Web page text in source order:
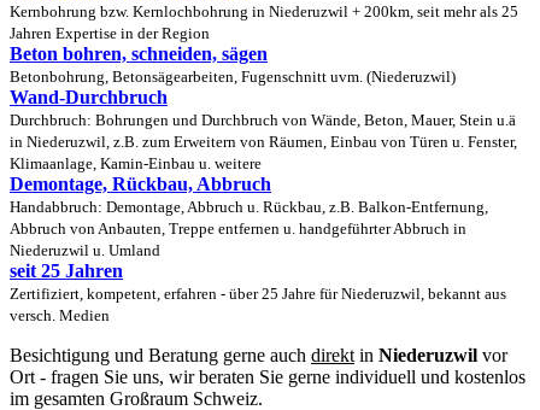
Kernbohrung bzw. Kernlochbohrung in Niederuzwil + 200km, seit mehr als 25
Jahren Expertise in der Region
Beton bohren, schneiden, sägen
Betonbohrung, Betonsägearbeiten, Fugenschnitt uvm. (Niederuzwil)
Wand-Durchbruch
Durchbruch: Bohrungen und Durchbruch von Wände, Beton, Mauer, Stein u.ä
in Niederuzwil, z.B. zum Erweitern von Räumen, Einbau von Türen u. Fenster,
Klimaanlage, Kamin-Einbau u. weitere
Demontage, Rückbau, Abbruch
Handabbruch: Demontage, Abbruch u. Rückbau, z.B. Balkon-Entfernung,
Abbruch von Anbauten, Treppe entfernen u. handgeführter Abbruch in
Niederuzwil u. Umland
seit 25 Jahren
Zertifiziert, kompetent, erfahren - über 25 Jahre für Niederuzwil, bekannt aus
versch. Medien
Besichtigung und Beratung gerne auch direkt in Niederuzwil vor
Ort - fragen Sie uns, wir beraten Sie gerne individuell und kostenlos
im gesamten Großraum Schweiz.